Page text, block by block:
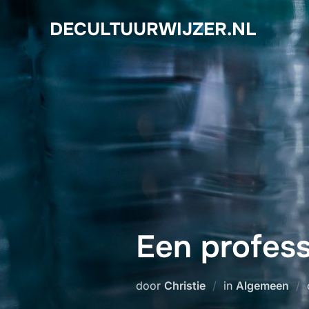
DECULTUURWIJZER.NL
Een
door Christie in Algemeen